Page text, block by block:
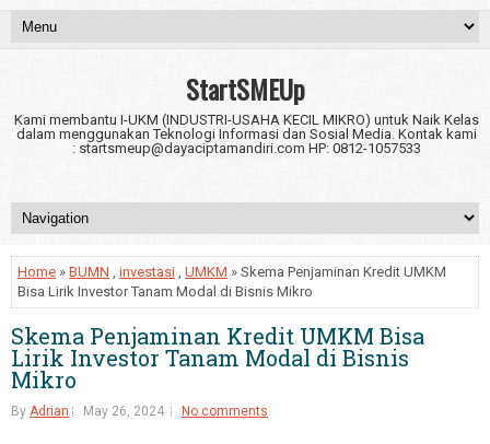
StartSMEUp
Kami membantu I-UKM (INDUSTRI-USAHA KECIL MIKRO) untuk Naik Kelas
dalam menggunakan Teknologi Informasi dan Sosial Media. Kontak kami
: startsmeup@dayaciptamandiri.com HP: 0812-1057533
Home » BUMN , investasi , UMKM » Skema Penjaminan Kredit UMKM
Bisa Lirik Investor Tanam Modal di Bisnis Mikro
Skema Penjaminan Kredit UMKM Bisa
Lirik Investor Tanam Modal di Bisnis
Mikro
By Adrian May 26, 2024 No comments